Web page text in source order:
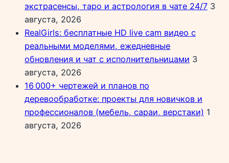
экстрасенсы, таро и астрология в чате 24/7 3
августа, 2026
RealGirls: бесплатные HD live cam видео с
реальными моделями, ежедневные
обновления и чат с исполнительницами 3
августа, 2026
16 000+ чертежей и планов по
деревообработке: проекты для новичков и
профессионалов (мебель, сараи, верстаки) 1
августа, 2026